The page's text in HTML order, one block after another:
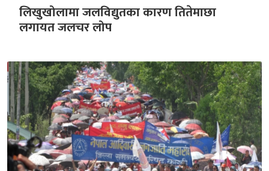
लिखुखोलामा जलविद्युतका कारण तितेमाछा
लगायत जलचर लोप